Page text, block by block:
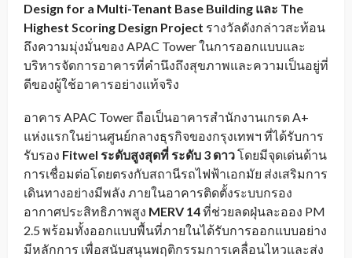
Design for a Multi-Tenant Base Building และ The
Highest Scoring Design Project รางวัลดังกล่าวสะท้อน
ถึงความมุ่งมั่นของ APAC Tower ในการออกแบบและ
บริหารจัดการอาคารที่คำนึงถึงสุขภาพและความเป็นอยู่ที่
ดีของผู้ใช้อาคารอย่างแท้จริง
อาคาร APAC Tower ถือเป็นอาคารสำนักงานเกรด A+
แห่งแรกในย่านศูนย์กลางธุรกิจของกรุงเทพฯ ที่ได้รับการ
รับรอง Fitwel ระดับสูงสุดที่ ระดับ 3 ดาวโดยมีจุดเด่นด้าน
การเชื่อมต่อโดยตรงกับสถานีรถไฟฟ้าเอกมัย ส่งเสริมการ
เดินทางอย่างมีพลัง ภายในอาคารติดตั้งระบบกรอง
อากาศประสิทธิภาพสูง MERV 14ที่ช่วยลดฝุ่นละออง PM
2.5 พร้อมทั้งออกแบบพื้นที่ภายในได้รับการออกแบบอย่าง
มีหลักการ เพื่อสนับสนุนพฤติกรรมการเคลื่อนไหวและส่ง